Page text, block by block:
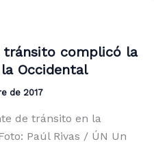
tránsito complicó la
Occidental
de 2017
de tránsito en la
Paúl Rivas / ÚN Un